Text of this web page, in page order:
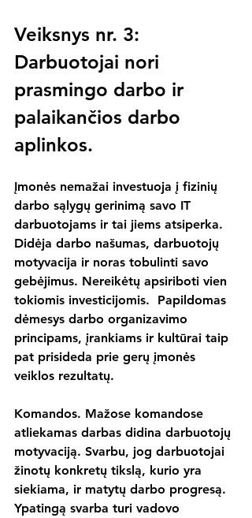
Veiksnys nr. 3:
Darbuotojai nori
prasmingo darbo ir
palaikančios darbo
aplinkos.
Įmonės nemažai investuoja į fizinių
darbo sąlygų gerinimą savo IT
darbuotojams ir tai jiems atsiperka.
Didėja darbo našumas, darbuotojų
motyvacija ir noras tobulinti savo
gebėjimus. Nereikėtų apsiriboti vien
tokiomis investicijomis.  Papildomas
dėmesys darbo organizavimo
principams, įrankiams ir kultūrai taip
pat prisideda prie gerų įmonės
veiklos rezultatų.
Komandos. Mažose komandose
atliekamas darbas didina darbuotojų
motyvaciją. Svarbu, jog darbuotojai
žinotų konkretų tikslą, kurio yra
siekiama, ir matytų darbo progresą.
Ypatingą svarba turi vadovo